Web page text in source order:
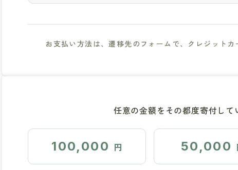
お支払い方法は、遷移先のフォームで、クレジット
任意の金額をその都度寄付して
100,000 円 50,000